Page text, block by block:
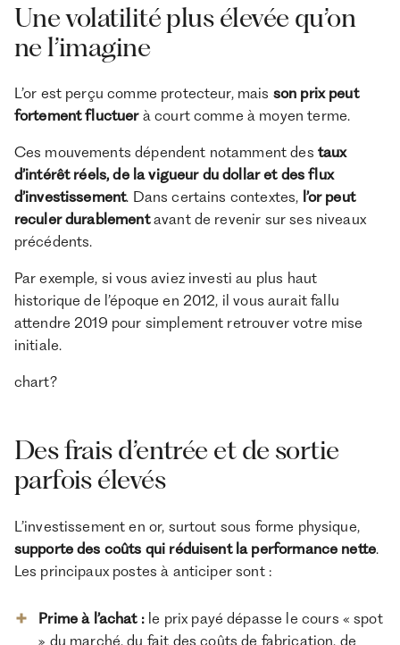
Une volatilité plus élevée qu’on
ne l’imagine
L’or est perçu comme protecteur, mais son prix peut
fortement fluctuerà court comme à moyen terme.
Ces mouvements dépendent notamment des taux
d’intérêt réels, de la vigueur du dollar et des flux
d’investissement. Dans certains contextes, l’or peut
reculer durablementavant de revenir sur ses niveaux
précédents.
Par exemple, si vous aviez investi au plus haut
historique de l’époque en 2012, il vous aurait fallu
attendre 2019 pour simplement retrouver votre mise
initiale.
chart?
Des frais d’entrée et de sortie
parfois élevés
L’investissement en or, surtout sous forme physique,
supporte des coûts qui réduisent la performance nette.
Les principaux postes à anticiper sont :
Prime à l’achat :le prix payé dépasse le cours « spot
» du marché, du fait des coûts de fabrication, de